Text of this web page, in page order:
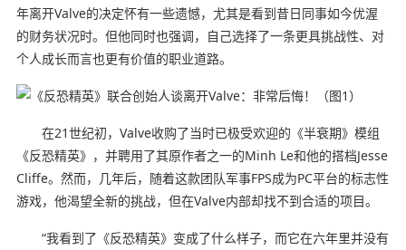
年离开Valve的决定怀有一些遗憾，尤其是看到昔日同事如今优渥
的财务状况时。但他同时也强调，自己选择了一条更具挑战性、对
个人成长而言也更有价值的职业道路。
在21世纪初，Valve收购了当时已极受欢迎的《半衰期》模组
《反恐精英》，并聘用了其原作者之一的Minh Le和他的搭档Jesse
Cliffe。然而，几年后，随着这款团队军事FPS成为PC平台的标志性
游戏，他渴望全新的挑战，但在Valve内部却找不到合适的项目。
“我看到了《反恐精英》变成了什么样子，而它在六年里并没有